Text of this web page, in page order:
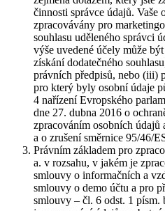
činnosti správce údajů. Vaše
zpracovávány pro
souhlasu uděleného správci
výše uvedené účely může
získání dodatečného
právních předpisů, nebo (iii)
pro který byly osobní údaje
4 nařízení Evropského
dne 27. dubna 2016 o
zpracováním osobních údajů
a o zrušení směrnice 95/46/
Právním základem pro
a. v rozsahu, v jakém je
smlouvy o informačních a
smlouvy o demo účtu a pro
smlouvy – čl. 6 odst. 1